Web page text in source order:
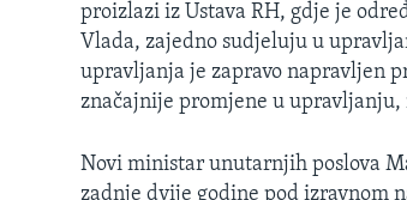
proizlazi iz Ustava RH, gdje je
Vlada, zajedno sudjeluju u
upravljanja je zapravo napravljen
značajnije promjene u upravljanju,
Novi ministar unutarnjih poslova
zadnje dvije godine pod izravnom